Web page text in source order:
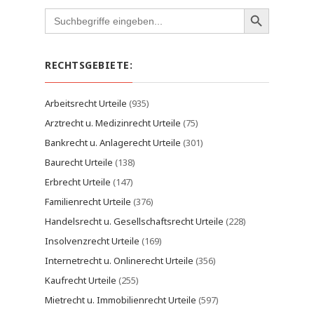
Search
for:
RECHTSGEBIETE:
Arbeitsrecht Urteile (935)
Arztrecht u. Medizinrecht Urteile (75)
Bankrecht u. Anlagerecht Urteile (301)
Baurecht Urteile (138)
Erbrecht Urteile (147)
Familienrecht Urteile (376)
Handelsrecht u. Gesellschaftsrecht Urteile (228)
Insolvenzrecht Urteile (169)
Internetrecht u. Onlinerecht Urteile (356)
Kaufrecht Urteile (255)
Mietrecht u. Immobilienrecht Urteile (597)